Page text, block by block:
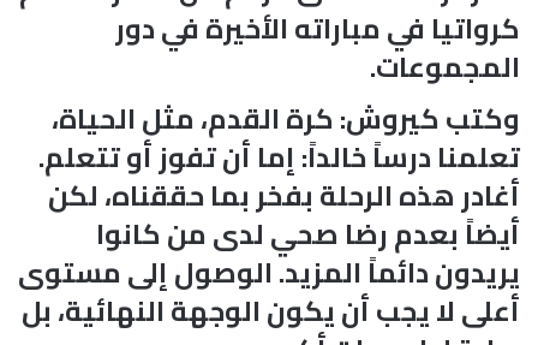
كرواتيا في مباراته الأخيرة في دور
المجموعات.
وكتب كيروش: كرة القدم، مثل الحياة،
تعلمنا درساً خالداً: إما أن تفوز أو تتعلم.
أغادر هذه الرحلة بفخر بما حققناه، لكن
أيضاً بعدم رضا صحي لدى من كانوا
يريدون دائماً المزيد. الوصول إلى مستوى
أعلى لا يجب أن يكون الوجهة النهائية، بل